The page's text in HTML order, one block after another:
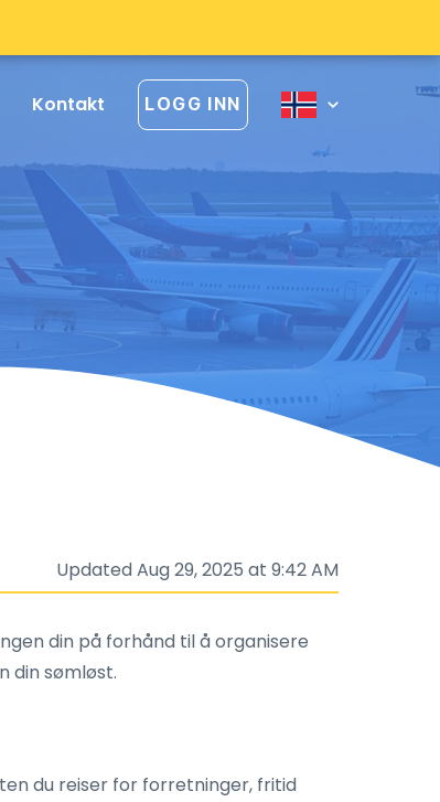
Kontakt LOGG INN
Updated Aug 29, 2025 at 9:42 AM
din på forhånd til å organisere
din sømløst.
du reiser for forretninger, fritid